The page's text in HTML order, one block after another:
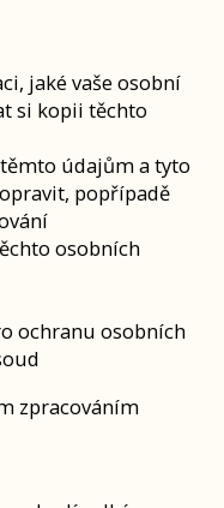
jaké vaše osobní
si kopii těchto
údajům a tyto
popřípadě
osobních
ochranu osobních
zpracováním